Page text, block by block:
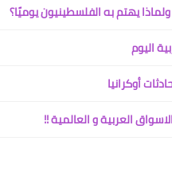
يهتم به الفلسطينيون يوميًا؟
اليوم
أوكرانيا